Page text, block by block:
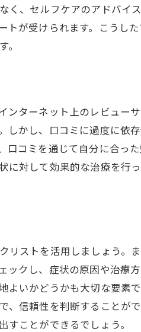
するためのアプローチ
のための治療戦略
なリラクゼーション法
とその効果
入れた全身バランス調整
療のメリット
の巡りを改善する方法
た筋肉の緊張緩和
視した整骨院の選び方
診断と改善方法
せた全身治療の重要性
ンスチェックの流れ
整えるためのケアプラン
、セルフケアのアドバイ
が受けられます。こうし
ターネット上のレビュー
かし、口コミに過度に依
コミを通じて自分に合っ
対して効果的な治療を行
ストを活用しましょう。
クし、症状の原因や治療
いかどうかも大切な要素
信頼性を判断することが
ことができるでしょう。